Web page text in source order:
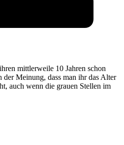
mittlerweile 10 Jahren schon
der Meinung, dass man ihr das Alter
auch wenn die grauen Stellen im